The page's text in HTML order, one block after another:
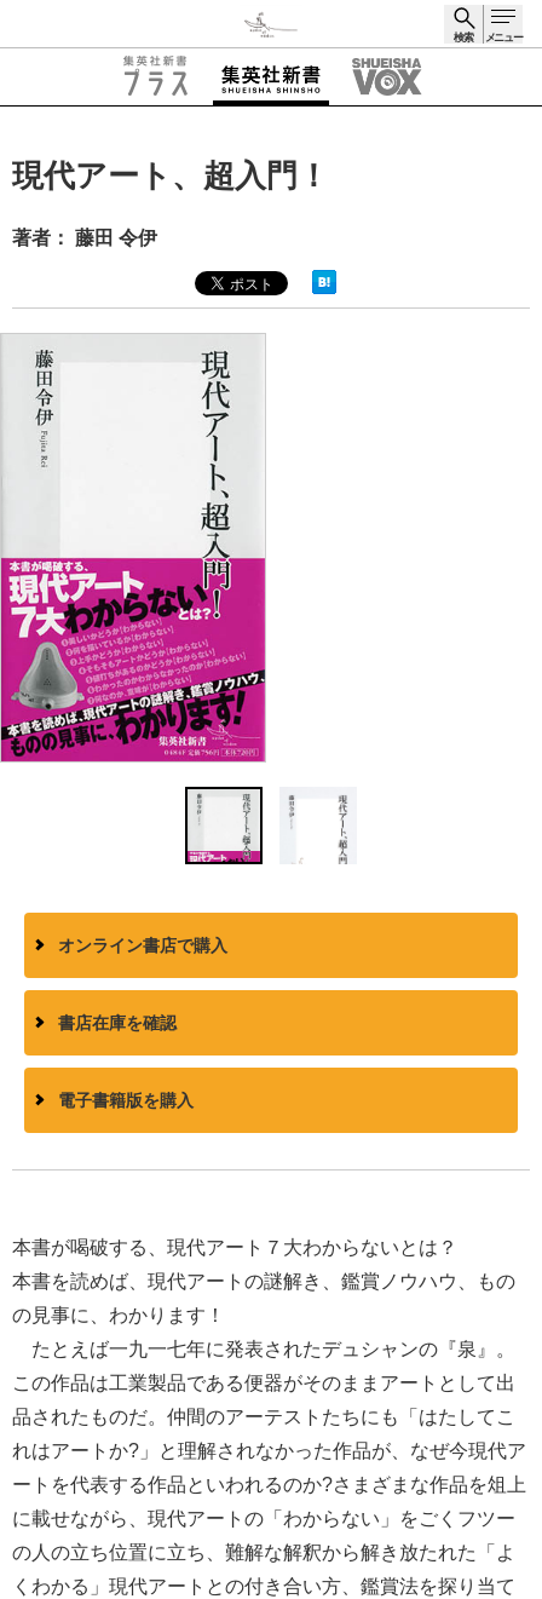
検索 メニュー
現代アート、超入門！
著者： 藤田 令伊
オンライン書店で購入
書店在庫を確認
電子書籍版を購入
本書が喝破する、現代アート７大わからないとは？
本書を読めば、現代アートの謎解き、鑑賞ノウハウ、もの
の見事に、わかります！
たとえば一九一七年に発表されたデュシャンの『泉』。
この作品は工業製品である便器がそのままアートとして出
品されたものだ。仲間のアーテストたちにも「はたしてこ
れはアートか?」と理解されなかった作品が、なぜ今現代ア
ートを代表する作品といわれるのか?さまざまな作品を俎上
に載せながら、現代アートの「わからない」をごくフツー
の人の立ち位置に立ち、難解な解釈から解き放たれた「よ
くわかる」現代アートとの付き合い方、鑑賞法を探り当て